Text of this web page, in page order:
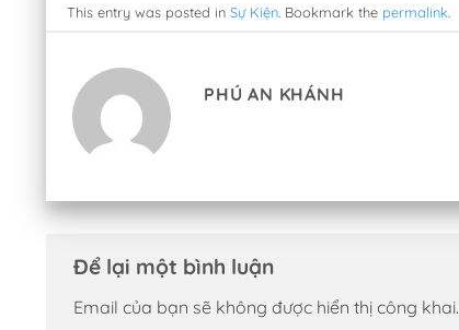
This entry was posted inSự Kiện . Bookmark the permalink
PHÚ AN KHÁNH
Để lại một bình luận
Email của bạn sẽ không được hiển thị công khai.